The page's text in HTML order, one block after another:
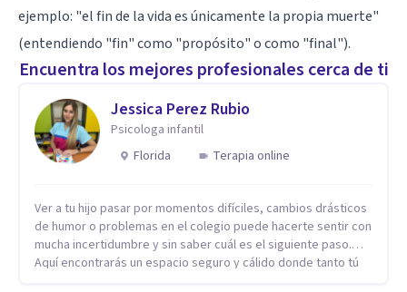
ejemplo: "el fin de la vida es únicamente la propia muerte"
(entendiendo "fin" como "propósito" o como "final").
Encuentra los mejores profesionales cerca de ti
Jessica Perez Rubio
Psicologa infantil
Florida
Terapia online
Ver a tu hijo pasar por momentos difíciles, cambios drásticos
de humor o problemas en el colegio puede hacerte sentir con
mucha incertidumbre y sin saber cuál es el siguiente paso.
Aquí encontrarás un espacio seguro y cálido donde tanto tú